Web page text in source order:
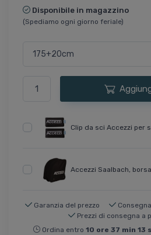
Disponibile in magazzino
(Spediamo ogni giorno feriale)
Clip da sci Accezzi per
Accezzi Saalbach,
Garanzia del prezzo
Prezzi di consegna a
Ordina entro 10 ore 37 min 12